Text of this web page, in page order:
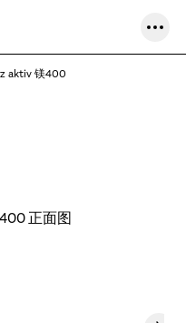
aktiv 镁400